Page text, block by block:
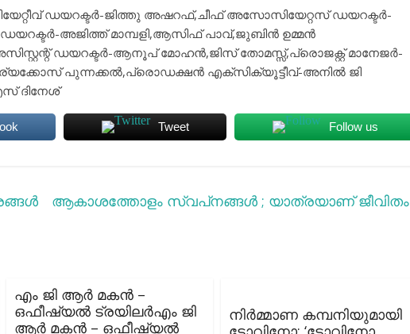
ഡയറക്ടര്‍-ജിത്തു അഷറഫ്,ചീഫ് അസോസിയേറ്റസ് ഡയറക്ടര്‍-
ഡയറക്ടര്‍-അജിത്ത് മാമ്പളി,ആസിഫ് പാവ്,ജുബിന്‍ ഉമ്മന്‍
ഡയറക്ടര്‍-ആനൂപ് മോഹന്‍,ജിസ് തോമസ്സ്,പ്രൊജക്റ്റ് മാനേജര്‍-
പുന്നക്കല്‍,പ്രൊഡക്ഷന്‍ എക്സിക്യൂട്ടീവ്-അനില്‍ ജി
ദിനേശ്
Tweet Follow us
ആകാശത്തോളം സ്വപ്‌നങ്ങൾ ; യാത്രയാണ് ജീവിതം
എം ജി ആർ മകൻ –
ഒഫീഷ്യൽ ട്രയിലർഎം ജി
ആർ മകൻ – ഒഫീഷ്യൽ
നിര്‍മ്മാണ കമ്പനിയുമായി